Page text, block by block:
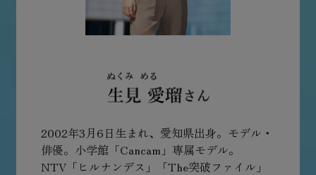
2002年3月6日生まれ、愛知県出身。モデル・
俳優。小学館「Cancam」専属モデル。
NTV「ヒルナンデス」「The突破ファイル」